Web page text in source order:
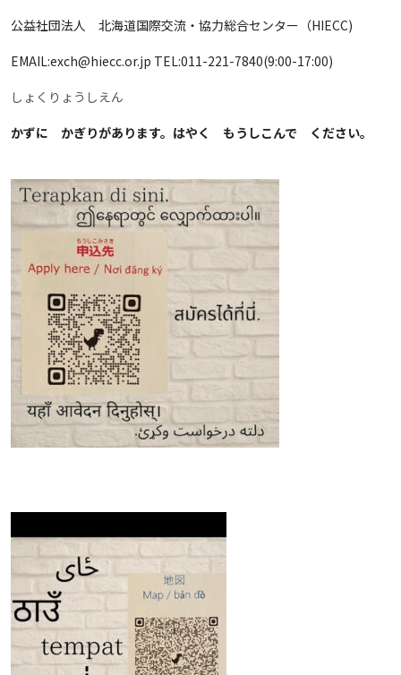
公益社団法人 北海道国際交流・協力総合センター（HIECC)
EMAIL:exch@hiecc.or.jp TEL:011-221-7840(9:00-17:00)
しょくりょうしえん
かずに かぎりがあります。はやく もうしこんで ください。